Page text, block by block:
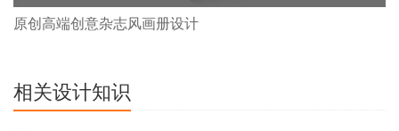
原创高端创意杂志风画册设计
相关设计知识